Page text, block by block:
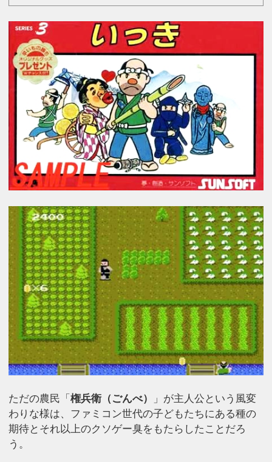
ただの農民「権兵衛（ごんべ）
」が主人公という風変
わりな様は、ファミコン世代の子どもたちにある種の
期待とそれ以上のクソゲー臭をもたらしたことだろ
う。